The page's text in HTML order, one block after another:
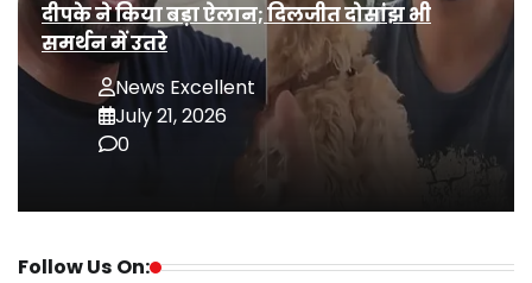
दीपके ने किया बड़ा ऐलान; दिलजीत दोसांझ भी
समर्थन में उतरे
News Excellent
July 21, 2026
0
Follow Us On: